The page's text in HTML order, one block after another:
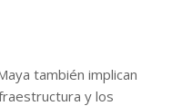
también implican
y los